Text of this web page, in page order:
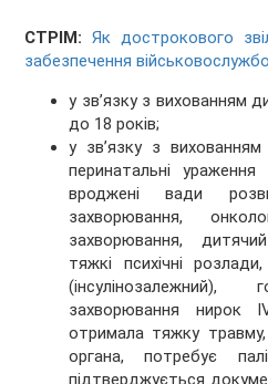
СТРІМ: Як дострокового
забезпечення
у зв’язку з вихованням
до 18 років;
у зв’язку з
перинатальні
вроджені вади
захворювання,
захворювання,
тяжкі психічні
захворювання нирок
отримала тяжку травму,
органа, потребує
підтверджується